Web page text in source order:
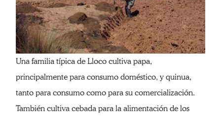
Una familia típica de Lloco cultiva papa,
principalmente para consumo doméstico, y quinua,
tanto para consumo como para su comercialización.
También cultiva cebada para la alimentación de los